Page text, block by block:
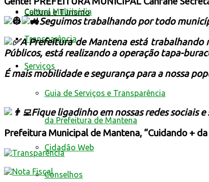
Cultura e Turismo
Central Multimídia
Transparência
Serviços
Guia de Serviços e Transparência
da Prefeitura de Mantena
Cidadão Web
Conselhos
Seguimos trabalhando por todo
A Prefeitura de Mantena está trabalhando
Públicos, está realizando a operação tapa-
É mais mobilidade e segurança para a nossa
Fique ligadinho em nossas redes sociais
Prefeitura Municipal de Mantena, “Cuidando +